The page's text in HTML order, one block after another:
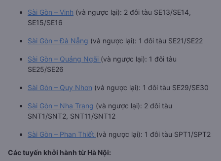
Sài Gòn – Vinh (và ngược lại): 2 đôi tàu SE13/SE14,
SE15/SE16
Sài Gòn – Đà Nẵng (và ngược lại): 1 đôi tàu SE21/SE22
Sài Gòn – Quảng Ngãi (và ngược lại): 1 đôi tàu
SE25/SE26
Sài Gòn – Quy Nhơn (và ngược lại): 1 đôi tàu SE29/SE30
Sài Gòn – Nha Trang (và ngược lại): 2 đôi tàu
SNT1/SNT2, SNT11/SNT12
Sài Gòn – Phan Thiết (và ngược lại): 1 đôi tàu SPT1/SPT2
Các tuyến khởi hành từ Hà Nội: